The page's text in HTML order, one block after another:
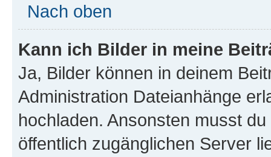
Nach oben
Kann ich Bilder in meine
Ja, Bilder können in deinem
Administration Dateianhänge
hochladen. Ansonsten musst
öffentlich zugänglichen Server